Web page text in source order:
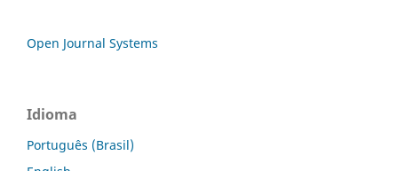
Open Journal Systems
Idioma
Português (Brasil)